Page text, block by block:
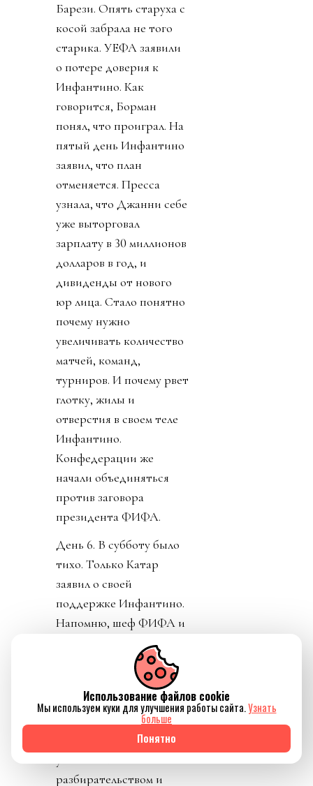
Барези. Опять старуха с
косой забрала не того
старика. УЕФА заявили
о потере доверия к
Инфантино. Как
говорится, Борман
понял, что проиграл. На
пятый день Инфантино
заявил, что план
отменяется. Пресса
узнала, что Джанни себе
уже выторговал
зарплату в 30 миллионов
долларов в год, и
дивиденды от нового
юр лица. Стало понятно
почему нужно
увеличивать количество
матчей, команд,
турниров. И почему рвет
глотку, жилы и
отверстия в своем теле
Инфантино.
Конфедерации же
начали объединяться
против заговора
президента ФИФА.
День 6. В субботу было
тихо. Только Катар
заявил о своей
поддержке Инфантино.
Напомню, шеф ФИФА и
чемпионат у них провел,
и на их джете летал по
всему свету, и лично
регулярно летал делать
«ку» правителям Катара.
УЕФА пригрозило
разбирательством и
Использование файлов cookie
Мы используем куки для улучшения работы сайта.Узнать
больше
Понятно